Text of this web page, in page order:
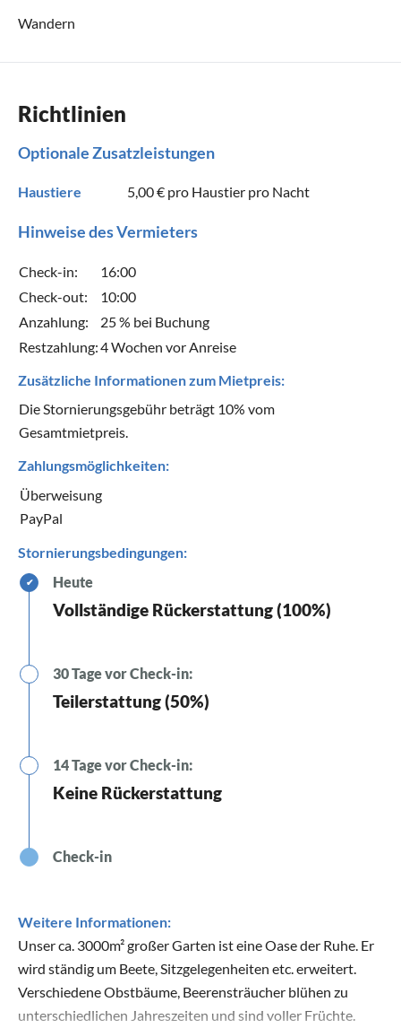
Wandern
Richtlinien
Optionale Zusatzleistungen
Haustiere 5,00 € pro Haustier pro Nacht
Hinweise des Vermieters
Check-in:
16:00
Check-out:
10:00
Anzahlung:
25 % bei Buchung
Restzahlung:4 Wochen vor Anreise
Zusätzliche Informationen zum Mietpreis:
Die Stornierungsgebühr beträgt 10% vom
Gesamtmietpreis.
Zahlungsmöglichkeiten:
Überweisung
PayPal
Stornierungsbedingungen:
✔ Heute
Vollständige Rückerstattung (100%)
30 Tage vor Check-in:
Teilerstattung (50%)
14 Tage vor Check-in:
Keine Rückerstattung
Check-in
Weitere Informationen:
Unser ca. 3000m² großer Garten ist eine Oase der Ruhe. Er
wird ständig um Beete, Sitzgelegenheiten etc. erweitert.
Verschiedene Obstbäume, Beerensträucher blühen zu
unterschiedlichen Jahreszeiten und sind voller Früchte.